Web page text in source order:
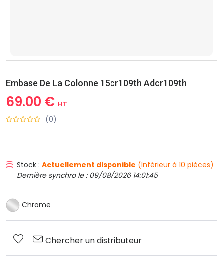
Embase De La Colonne 15cr109th Adcr109th
69.00 € HT
(0)
Stock : Actuellement disponible (Inférieur à 10 pièces)
Dernière synchro le : 09/08/2026 14:01:45
Chrome
Chercher un distributeur